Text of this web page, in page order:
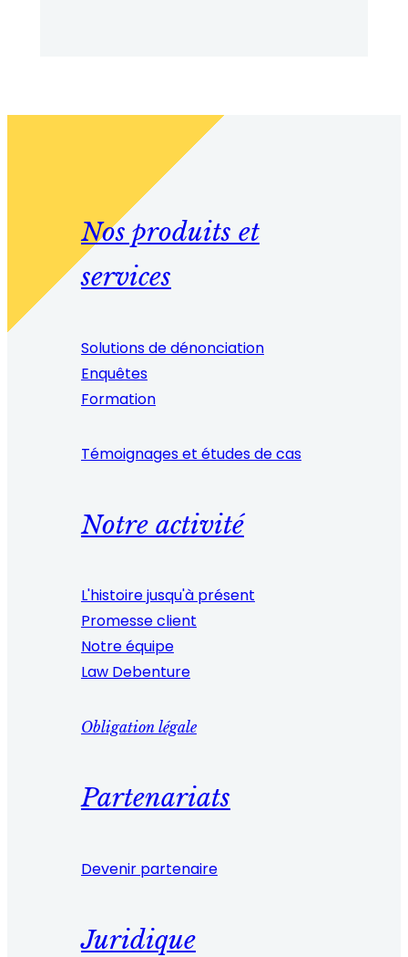
Nos produits et
services
Solutions de dénonciation
Enquêtes
Formation
Témoignages et études de cas
Notre activité
L'histoire jusqu'à présent
Promesse client
Notre équipe
Law Debenture
Obligation légale
Partenariats
Devenir partenaire
Juridique